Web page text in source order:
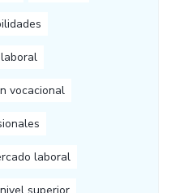
vocacional
laboral